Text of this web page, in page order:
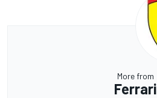
More from
Ferrari